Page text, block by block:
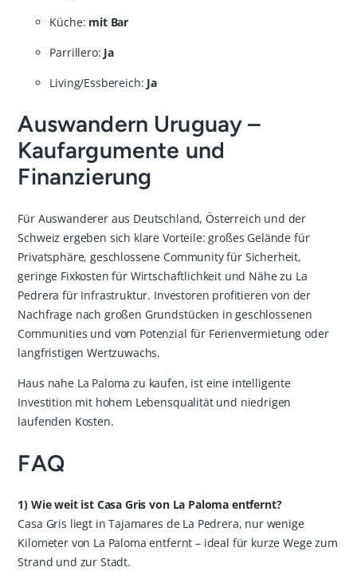
Küche: mit Bar
Parrillero: Ja
Living/Essbereich: Ja
Auswandern Uruguay –
Kaufargumente und
Finanzierung
Für Auswanderer aus Deutschland, Österreich und der
Schweiz ergeben sich klare Vorteile: großes Gelände für
Privatsphäre, geschlossene Community für Sicherheit,
geringe Fixkosten für Wirtschaftlichkeit und Nähe zu La
Pedrera für Infrastruktur. Investoren profitieren von der
Nachfrage nach großen Grundstücken in geschlossenen
Communities und vom Potenzial für Ferienvermietung oder
langfristigen Wertzuwachs.
Haus nahe La Paloma zu kaufen, ist eine intelligente
Investition mit hohem Lebensqualität und niedrigen
laufenden Kosten.
FAQ
1) Wie weit ist Casa Gris von La Paloma entfernt?
Casa Gris liegt in Tajamares de La Pedrera, nur wenige
Kilometer von La Paloma entfernt – ideal für kurze Wege zum
Strand und zur Stadt.